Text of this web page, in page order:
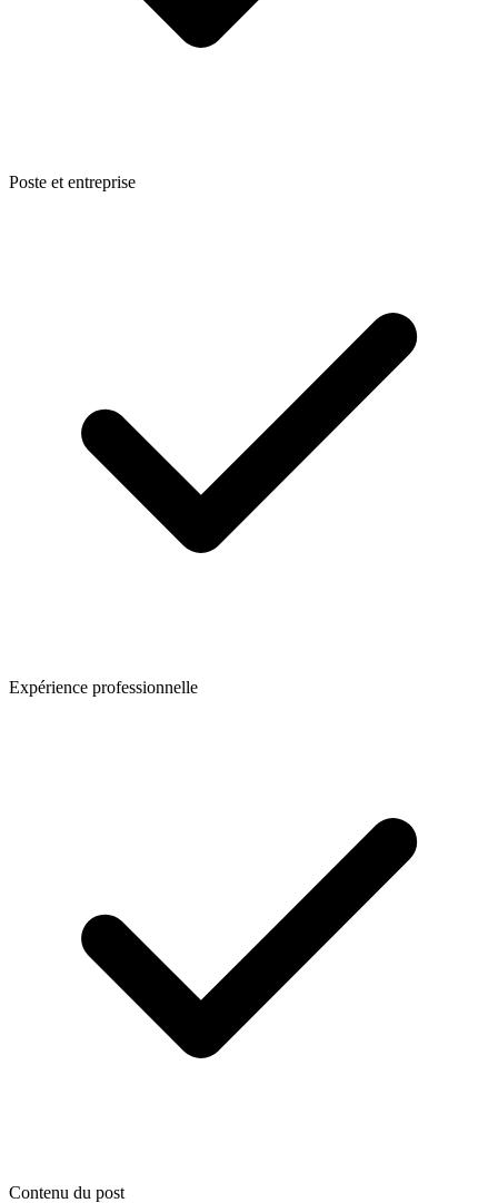
Poste et entreprise
Expérience professionnelle
Contenu du post